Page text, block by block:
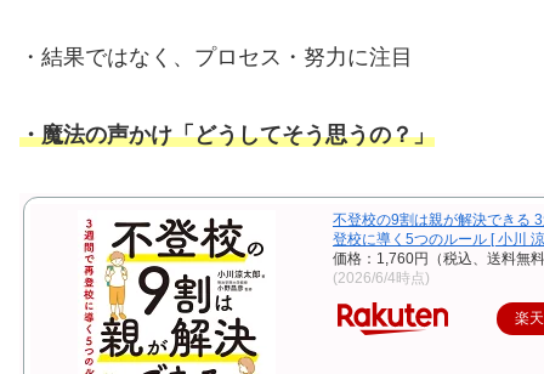
・結果ではなく、プロセス・努力に注目
・魔法の声かけ「どうしてそう思うの？」
不登校の9割は親が解決できる
登校に導く5つのルール [ 小川
価格：1,760円（税込、送料無
(2026/6/4時点)
楽